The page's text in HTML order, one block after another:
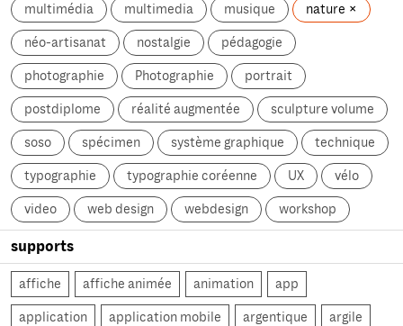
multimédia multimedia musique nature
néo-artisanat nostalgie pédagogie
photographie Photographie portrait
postdiplome réalité augmentée sculpture volume
soso spécimen système graphique technique
typographie typographie coréenne UX vélo
video web design webdesign workshop
supports
affiche affiche animée animation app
application application mobile argentique argile